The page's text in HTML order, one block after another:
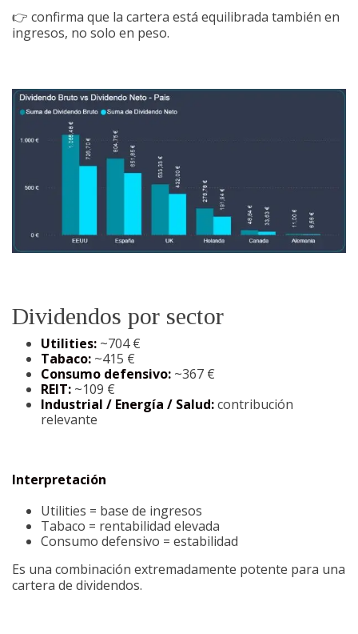
👉 confirma que la cartera está equilibrada también en
ingresos, no solo en peso.
Dividendos por sector
Utilities: ~704 €
Tabaco: ~415 €
Consumo defensivo: ~367 €
REIT: ~109 €
Industrial / Energía / Salud:contribución
relevante
Interpretación
Utilities = base de ingresos
Tabaco = rentabilidad elevada
Consumo defensivo = estabilidad
Es una combinación extremadamente potente para una
cartera de dividendos.